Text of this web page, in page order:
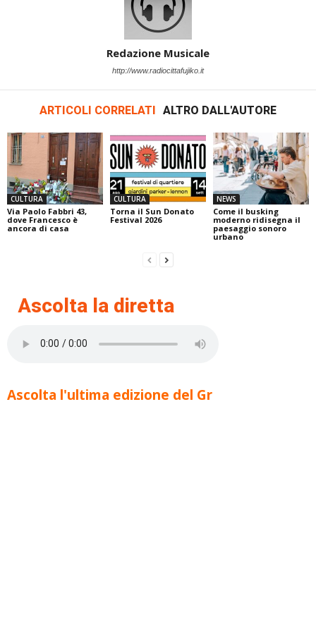
Redazione Musicale
http://www.radiocittafujiko.it
ARTICOLI CORRELATI ALTRO DALL'AUTORE
CULTURA
Via Paolo Fabbri 43,
dove Francesco è
ancora di casa
CULTURA
Torna il Sun Donato
Festival 2026
NEWS
Come il busking
moderno ridisegna il
paesaggio sonoro
urbano
Ascolta la diretta
Ascolta l'ultima edizione del Gr